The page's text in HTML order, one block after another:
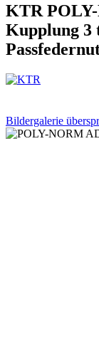
KTR
Kupplung 3
Bildergalerie